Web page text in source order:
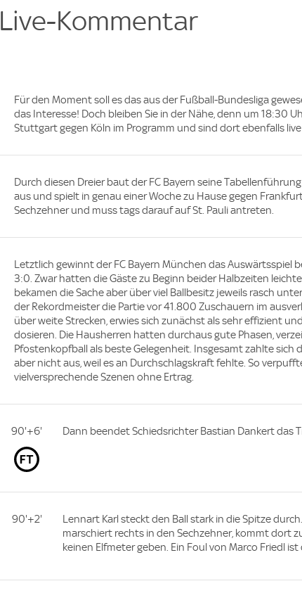
Live-Kommentar
Für den Moment soll es das aus der Fußball-Bundesliga
das Interesse! Doch bleiben Sie in der Nähe, denn um 18:30
Stuttgart gegen Köln im Programm und sind dort ebenfalls live
Durch diesen Dreier baut der FC Bayern seine
aus und spielt in genau einer Woche zu Hause gegen
Sechzehner und muss tags darauf auf St. Pauli antreten.
Letztlich gewinnt der FC Bayern München das Auswärtsspiel
3:0. Zwar hatten die Gäste zu Beginn beider Halbzeiten
bekamen die Sache aber über viel Ballbesitz jeweils rasch
der Rekordmeister die Partie vor 41.800 Zuschauern im
über weite Strecken, erwies sich zunächst als sehr effizient
dosieren. Die Hausherren hatten durchaus gute Phasen,
Pfostenkopfball als beste Gelegenheit. Insgesamt zahlte sich
aber nicht aus, weil es an Durchschlagskraft fehlte. So
vielversprechende Szenen ohne Ertrag.
90'+6' Dann beendet Schiedsrichter Bastian Dankert das
90'+2'
Lennart Karl steckt den Ball stark in die Spitze
marschiert rechts in den Sechzehner, kommt dort
keinen Elfmeter geben. Ein Foul von Marco Friedl ist